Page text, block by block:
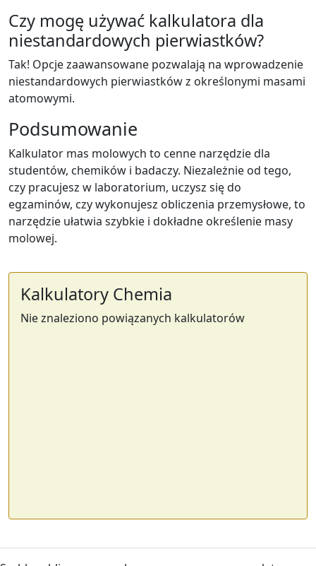
Czy mogę używać kalkulatora dla
niestandardowych pierwiastków?
Tak! Opcje zaawansowane pozwalają na wprowadzenie
niestandardowych pierwiastków z określonymi masami
atomowymi.
Podsumowanie
Kalkulator mas molowych to cenne narzędzie dla
studentów, chemików i badaczy. Niezależnie od tego,
czy pracujesz w laboratorium, uczysz się do
egzaminów, czy wykonujesz obliczenia przemysłowe, to
narzędzie ułatwia szybkie i dokładne określenie masy
molowej.
Kalkulatory Chemia
Nie znaleziono powiązanych kalkulatorów